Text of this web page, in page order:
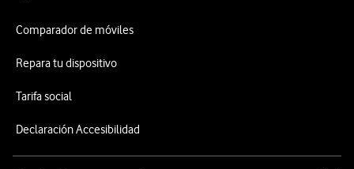
Comparador de móviles
Repara tu dispositivo
Tarifa social
Declaración Accesibilidad